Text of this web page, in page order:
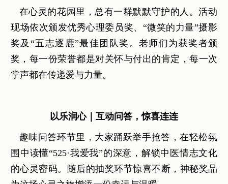
在心灵的花园里，总有一群默默守护的人。活动
现场依次颁发优秀心理委员奖、“微笑的力量”摄影
奖及“五志逐鹿”最佳团队奖。老师们为获奖者颁
奖，每一份荣誉都是对关怀与付出的肯定，每一次
掌声都在传递爱与力量。
以乐润心｜互动问答，惊喜连连
趣味问答环节里，大家踊跃举手抢答，在轻松氛
围中读懂“525·我爱我”的深意，解锁中医情志文化
的心灵密码。随后的抽奖环节惊喜不断，神秘奖品